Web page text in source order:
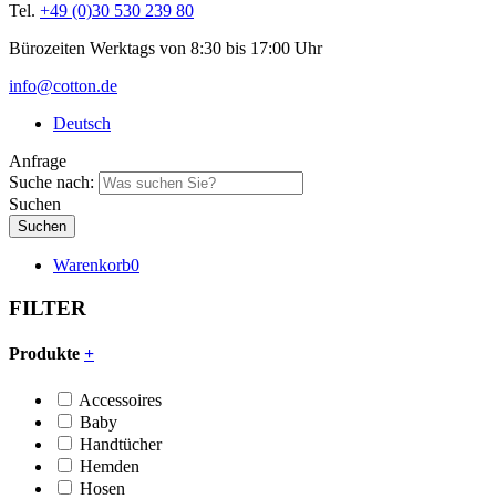
Tel. +49 (0)30 530 239 80
Bürozeiten Werktags von 8:30 bis 17:00 Uhr
info@cotton.de
Deutsch
Anfrage
Suche nach:
Suchen
Warenkorb0
FILTER
Produkte +
Accessoires
Baby
Handtücher
Hemden
Hosen